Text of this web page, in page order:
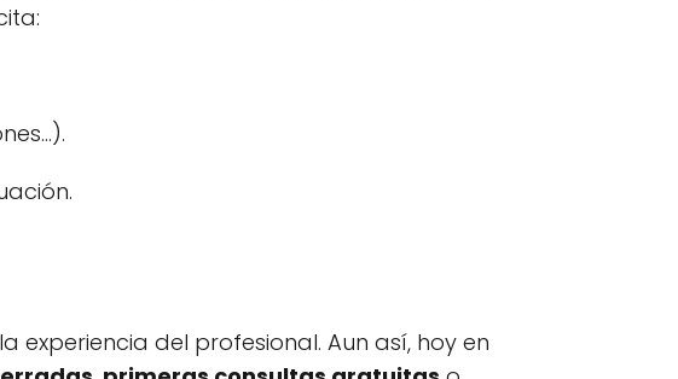
del profesional. Aun así, hoy en